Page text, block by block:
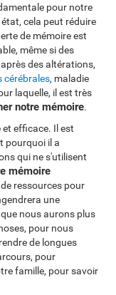
pour notre
cela peut réduire
de mémoire est
même si des
des altérations,
cérébrales, maladie
laquelle, il est très
notre mémoire.
efficace. Il est
pourquoi il a
qui ne s'utilisent
mémoire
ressources pour
une
nous aurons plus
pour nous
de longues
pour
famille, pour savoir